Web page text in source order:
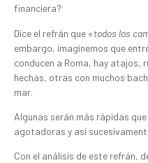
financiera?
Dice el refrán que «todos los
embargo, imaginemos que
conducen a Roma, hay
hechas, otras con muchos
mar.
Algunas serán más rápidas
agotadoras y así
Con el análisis de este refrán,